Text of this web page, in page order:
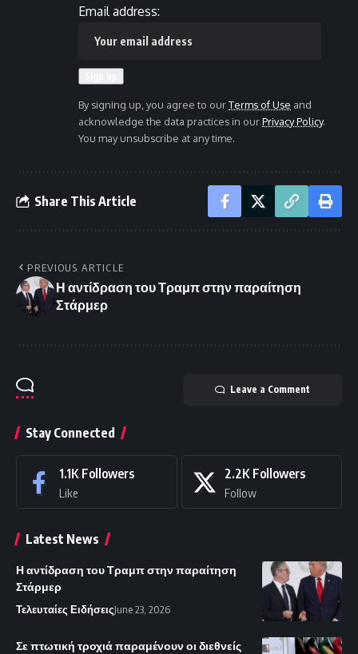
Email address:
By signing up, you agree to ourTerms of Use and
acknowledge the data practices in ourPrivacy Policy.
You may unsubscribe at any time.
Share This Article
PREVIOUS ARTICLE
Η αντίδραση του Τραμπ στην παραίτηση
Στάρμερ
Leave a Comment
Stay Connected
1.1K Followers
Like
2.2K Followers
Follow
Latest News
Η αντίδραση του Τραμπ στην παραίτηση
Στάρμερ
Τελευταίες ΕιδήσειςJune 23, 2026
Σε πτωτική τροχιά παραμένουν οι διεθνείς